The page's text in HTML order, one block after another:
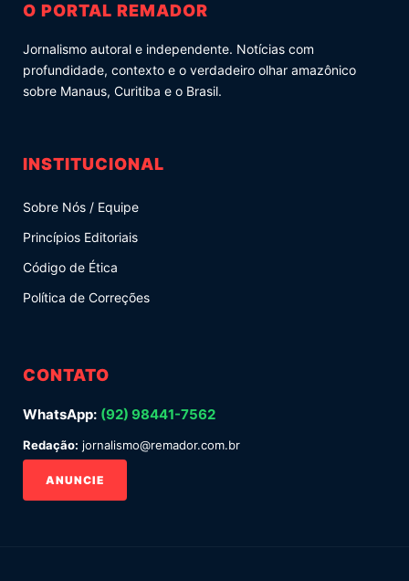
O PORTAL REMADOR
Jornalismo autoral e independente. Notícias com
profundidade, contexto e o verdadeiro olhar amazônico
sobre Manaus, Curitiba e o Brasil.
INSTITUCIONAL
Sobre Nós / Equipe
Princípios Editoriais
Código de Ética
Política de Correções
CONTATO
WhatsApp: (92) 98441-7562
Redação: jornalismo@remador.com.br
ANUNCIE